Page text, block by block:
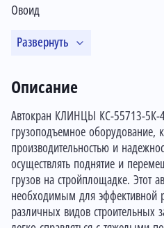
Овоид
Развернуть
Описание
Автокран КЛИНЦЫ КС-55713-5К-
грузоподъемное оборудование,
производительностью и
осуществлять поднятие и
грузов на стройплощадке. Этот
необходимым для эффективной
различных видов строительных